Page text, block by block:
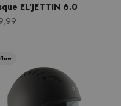
EL'JETTIN 6.0
remise